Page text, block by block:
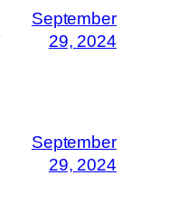
September
29, 2024
September
29, 2024